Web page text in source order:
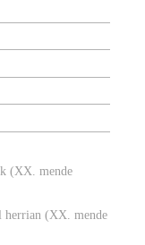
(XX. mende
herrian (XX. mende